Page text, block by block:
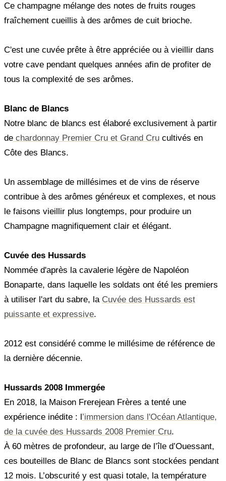
Ce champagne mélange des notes de fruits rouges
fraîchement cueillis à des arômes de cuit brioche.
C'est une cuvée prête à être appréciée ou à vieillir dans
votre cave pendant quelques années afin de profiter de
tous la complexité de ses arômes.
Blanc de Blancs
Notre blanc de blancs est élaboré exclusivement à partir
de chardonnay Premier Cru et Grand Cru cultivés en
Côte des Blancs.
Un assemblage de millésimes et de vins de réserve
contribue à des arômes généreux et complexes, et nous
le faisons vieillir plus longtemps, pour produire un
Champagne magnifiquement clair et élégant.
Cuvée des Hussards
Nommée d'après la cavalerie légère de Napoléon
Bonaparte, dans laquelle les soldats ont été les premiers
à utiliser l'art du sabre, la Cuvée des Hussards est
puissante et expressive.
2012 est considéré comme le millésime de référence de
la dernière décennie.
Hussards 2008 Immergée
En 2018, la Maison Frerejean Frères a tenté une
expérience inédite : l’immersion dans l'Océan Atlantique,
de la cuvée des Hussards 2008 Premier Cru.
À 60 mètres de profondeur, au large de l’île d’Ouessant,
ces bouteilles de Blanc de Blancs sont stockées pendant
12 mois. L’obscurité y est quasi totale, la température